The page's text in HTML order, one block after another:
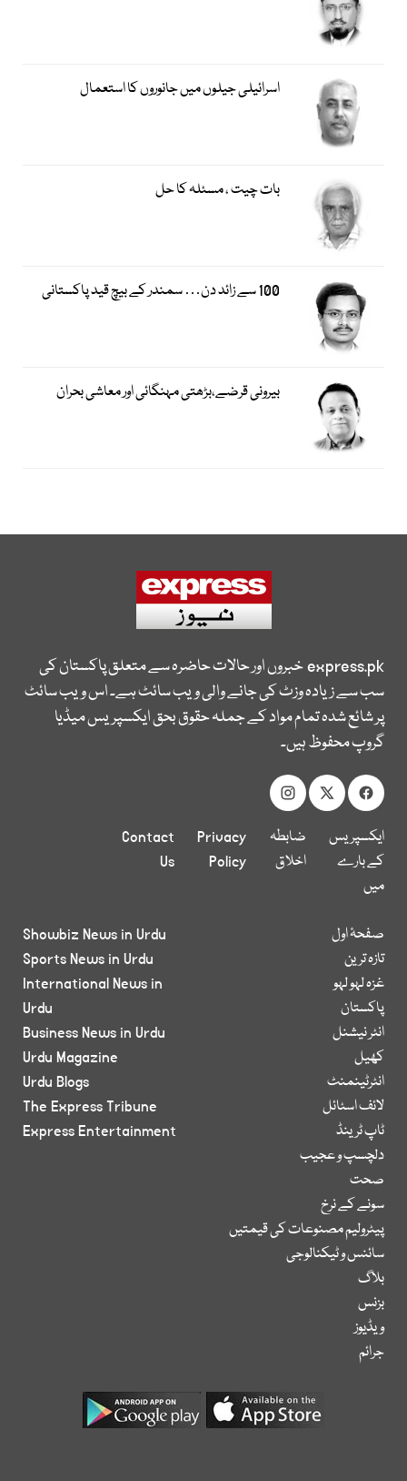
اسرائیلی جیلوں میں جانوروں کا استعمال
بات چیت ، مسئلہ کا حل
100 سے زائد دن… سمندر کے بیچ قید پاکستانی
بیرونی قرضے،بڑھتی مہنگائی اور معاشی بحران
express.pkخبروں اور حالات حاضرہ سے متعلق پاکستان کی
سب سے زیادہ وزٹ کی جانے والی ویب سائٹ ہے۔ اس ویب سائٹ
پر شائع شدہ تمام مواد کے جملہ حقوق بحق ایکسپریس میڈیا
گروپ محفوظ ہیں۔
ایکسپریس
کے بارے
میں
ضابطہ
اخلاق
Privacy
Policy
Contact
Us
صفحۂ اول
تازہ ترین
غزہ لہو لہو
پاکستان
انٹر نیشنل
کھیل
انٹرٹینمنٹ
لائف اسٹائل
ٹاپ ٹرینڈ
دلچسپ و عجیب
صحت
سونے کے نرخ
پیٹرولیم مصنوعات کی قیمتیں
سائنس و ٹیکنالوجی
بلاگ
بزنس
ویڈیوز
جرائم
Showbiz News in Urdu
Sports News in Urdu
International News in
Urdu
Business News in Urdu
Urdu Magazine
Urdu Blogs
The Express Tribune
Express Entertainment